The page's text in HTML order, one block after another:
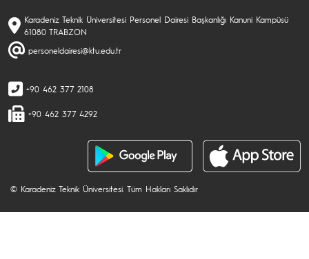
Karadeniz Teknik Üniversitesi Personel Dairesi Başkanlığı Kanuni Kampüsü
61080 TRABZON
personeldairesi@ktu.edu.tr
+90 462 377 2108
+90 462 377 4292
© Karadeniz Teknik Üniversitesi. Tüm Hakları Saklıdır